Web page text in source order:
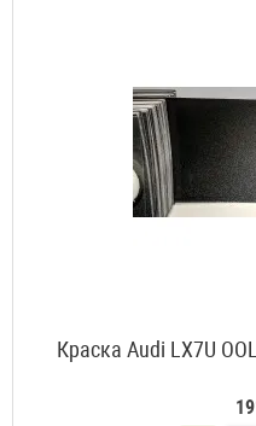
Краска Audi LX7U